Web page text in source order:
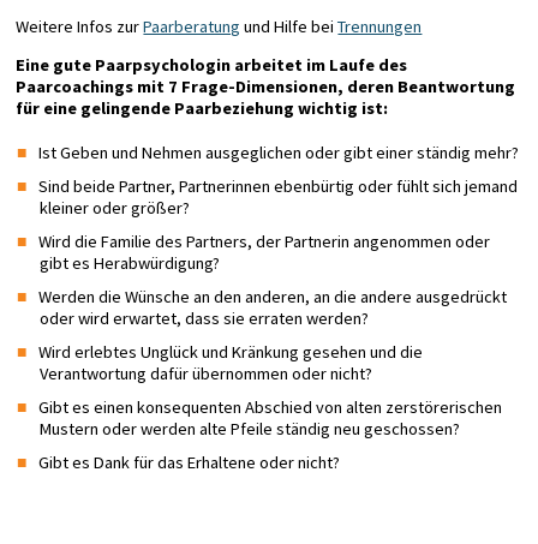
Weitere Infos zurPaarberatung und Hilfe beiTrennungen
Eine gute Paarpsychologin arbeitet im Laufe des
Paarcoachings mit 7 Frage-Dimensionen, deren Beantwortung
für eine gelingende Paarbeziehung wichtig ist:
Ist Geben und Nehmen ausgeglichen oder gibt einer ständig mehr?
Sind beide Partner, Partnerinnen ebenbürtig oder fühlt sich jemand
kleiner oder größer?
Wird die Familie des Partners, der Partnerin angenommen oder
gibt es Herabwürdigung?
Werden die Wünsche an den anderen, an die andere ausgedrückt
oder wird erwartet, dass sie erraten werden?
Wird erlebtes Unglück und Kränkung gesehen und die
Verantwortung dafür übernommen oder nicht?
Gibt es einen konsequenten Abschied von alten zerstörerischen
Mustern oder werden alte Pfeile ständig neu geschossen?
Gibt es Dank für das Erhaltene oder nicht?